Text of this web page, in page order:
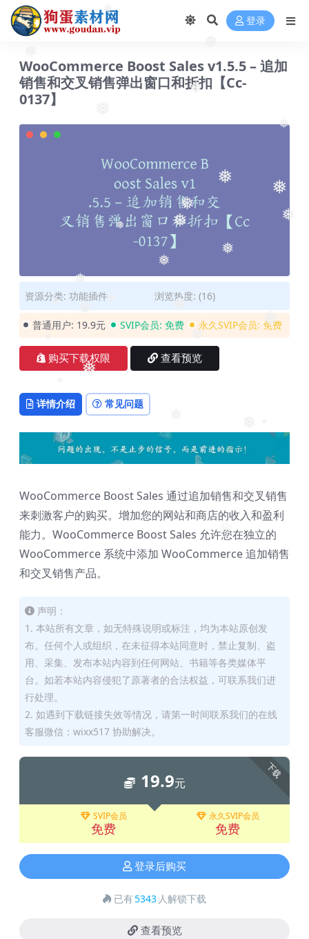
❅
❅
❅
❅
❅
❅
❅
❅
❅
❅
❅
❅
❅
❅
❅
❅
❅
❅
❅
❅
❅
❅
❅ 登录
WooCommerce Boost Sales v1.5.5 – 追加
销售和交叉销售弹出窗口和折扣【Cc-
0137】
资源分类: 功能插件 浏览热度: (16)
普通用户: 19.9元 SVIP会员: 免费 永久SVIP会员: 免费
购买下载权限 查看预览
详情介绍 常见问题
WooCommerce Boost Sales 通过追加销售和交叉销售
来刺激客户的购买。增加您的网站和商店的收入和盈利
能力。WooCommerce Boost Sales 允许您在独立的
WooCommerce 系统中添加 WooCommerce 追加销售
和交叉销售产品。
声明：
1. 本站所有文章，如无特殊说明或标注，均为本站原创发
布。任何个人或组织，在未征得本站同意时，禁止复制、盗
用、采集、发布本站内容到任何网站、书籍等各类媒体平
台。如若本站内容侵犯了原著者的合法权益，可联系我们进
行处理。
2. 如遇到下载链接失效等情况，请第一时间联系我们的在线
客服微信：wixx517 协助解决。
下载
19.9元
SVIP会员
免费
永久SVIP会员
免费
登录后购买
已有5343 人解锁下载
查看预览